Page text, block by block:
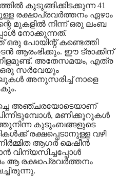
കുടുങ്ങിക്കിടക്കുന്ന 41
രക്ഷാപ്രവര്‍ത്തനം ഏഴാം
മുകളില്‍ നിന്ന് ഒരു ലംബ
നോക്കുന്നത്.
ഒരു പോയിന്റ് കണ്ടെത്തി
ആരംഭിക്കും. ഈ ട്രാക്കിന്
നീളമുണ്ട്. അതേസമയം, എത്ര
ഒരു സര്‍വേയും
അനുസരിച്ച് നാളെ
അഞ്ചരയോടെയാണ്
മണിക്കൂറുകള്‍
കുടുംബങ്ങളുടെ
രക്ഷപ്പെടാനുള്ള വഴി
ആഗര്‍ മെഷീന്‍
വിന്യസിച്ചപ്പോള്‍
ആ രക്ഷാപ്രവര്‍ത്തനം